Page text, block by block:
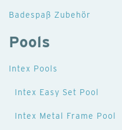
Badespaß Zubehör
Pools
Intex Pools
Intex Easy Set Pool
Intex Metal Frame Pool